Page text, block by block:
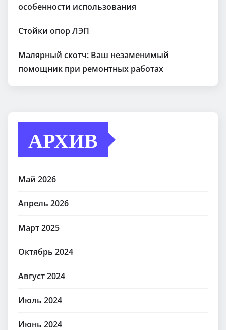
особенности использования
Стойки опор ЛЭП
Малярный скотч: Ваш незаменимый
помощник при ремонтных работах
АРХИВ
Май 2026
Апрель 2026
Март 2025
Октябрь 2024
Август 2024
Июль 2024
Июнь 2024